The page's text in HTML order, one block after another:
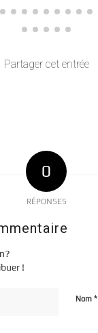
Partager cet entrée
0
RÉPONSES
!
Nom*